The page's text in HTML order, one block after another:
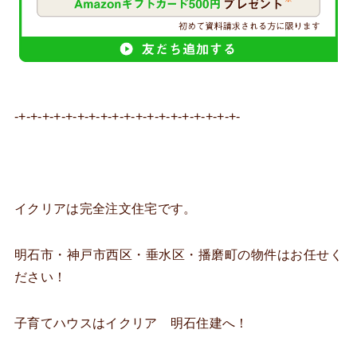
-+-+-+-+-+-+-+-+-+-+-+-+-+-+-+-+-+-+-+-
イクリアは完全注文住宅です。
明石市・神戸市西区・垂水区・播磨町の物件はお任せく
ださい！
子育てハウスはイクリア 明石住建へ！